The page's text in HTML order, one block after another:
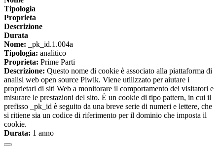
Tipologia
Proprieta
Descrizione
Durata
Nome: _pk_id.1.004a
Tipologia: analitico
Proprieta: Prime Parti
Descrizione: Questo nome di cookie è associato alla piattaforma di
analisi web open source Piwik. Viene utilizzato per aiutare i
proprietari di siti Web a monitorare il comportamento dei visitatori e
misurare le prestazioni del sito. È un cookie di tipo pattern, in cui il
prefisso _pk_id è seguito da una breve serie di numeri e lettere, che
si ritiene sia un codice di riferimento per il dominio che imposta il
cookie.
Durata: 1 anno